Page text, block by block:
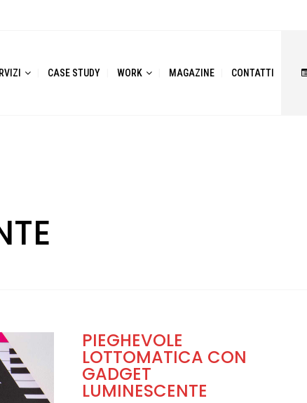
CASE STUDY WORK MAGAZINE CONTATTI
PIEGHEVOLE
LOTTOMATICA CON
GADGET
LUMINESCENTE